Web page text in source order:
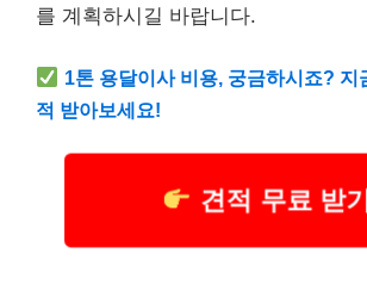
를 계획하시길 바랍니다.
1톤 용달이사 비용, 궁금하시죠? 지
적 받아보세요!
견적 무료 받기